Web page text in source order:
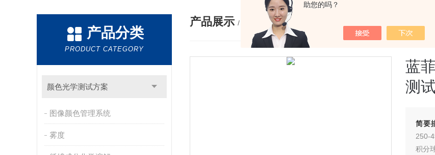
助您的吗？
产品分类
PRODUCT CATEGORY
颜色光学测试方案
图像颜色管理系统
雾度
产品展示 / PRODUCTS
蓝
测
简要
250-
积分